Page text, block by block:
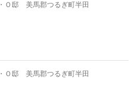
・ Ｏ邸 美馬郡つるぎ町半田
・ Ｏ邸 美馬郡つるぎ町半田